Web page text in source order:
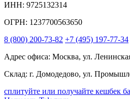
ИНН: 9725132314
ОГРН: 1237700563650
8 (800) 200-73-82 +7 (495) 197-77-34
Адрес офиса: Москва, ул.
Склад: г. Домодедово, ул.
сплитуйте или получайте кешбек